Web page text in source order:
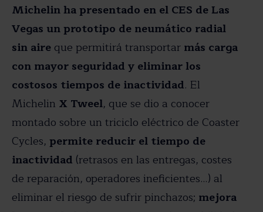
Michelin ha presentado en el CES de Las
Vegas un prototipo de neumático radial
sin aire que permitirá transportar más carga
con mayor seguridad y eliminar los
costosos tiempos de inactividad. El
Michelin X Tweel, que se dio a conocer
montado sobre un triciclo eléctrico de Coaster
Cycles, permite reducir el tiempo de
inactividad (retrasos en las entregas, costes
de reparación, operadores ineficientes…) al
eliminar el riesgo de sufrir pinchazos; mejora